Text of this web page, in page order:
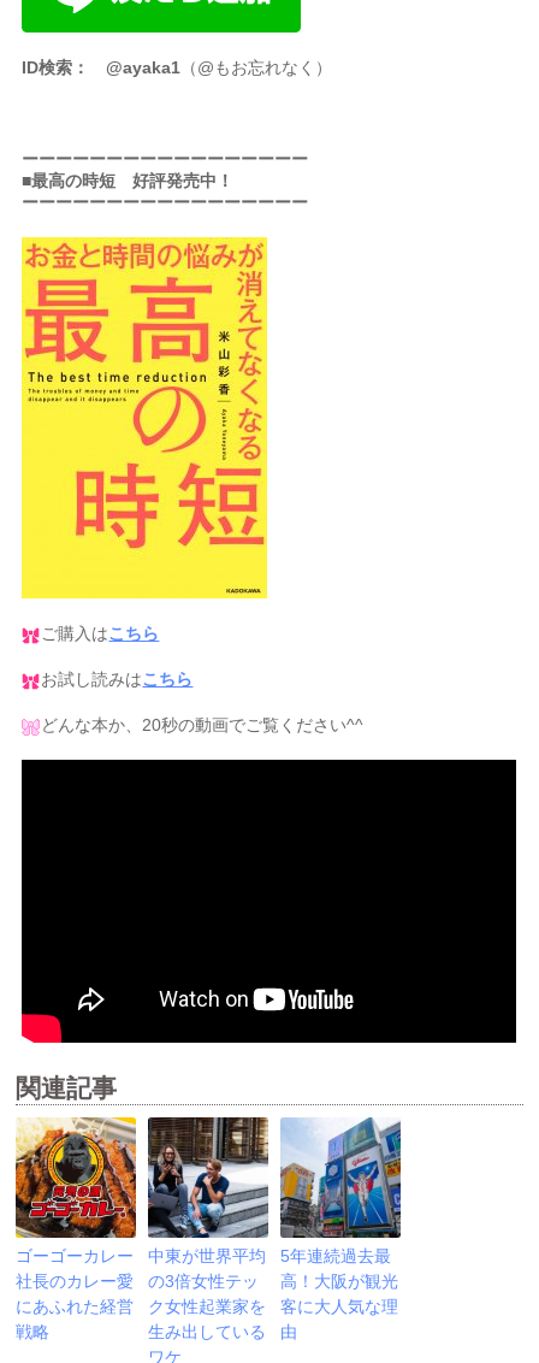
ID検索： @ayaka1 （@もお忘れなく）
ーーーーーーーーーーーーーーーーー
■最高の時短 好評発売中！
ーーーーーーーーーーーーーーーーー
ご購入はこちら
お試し読みはこちら
どんな本か、20秒の動画でご覧ください^^
関連記事
ゴーゴーカレー
社長のカレー愛
にあふれた経営
戦略
中東が世界平均
の3倍女性テッ
ク女性起業家を
生み出している
ワケ
5年連続過去最
高！大阪が観光
客に大人気な理
由